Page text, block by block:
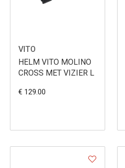
VITO
HELM VITO MOLINO
CROSS MET VIZIER L
€ 129.00